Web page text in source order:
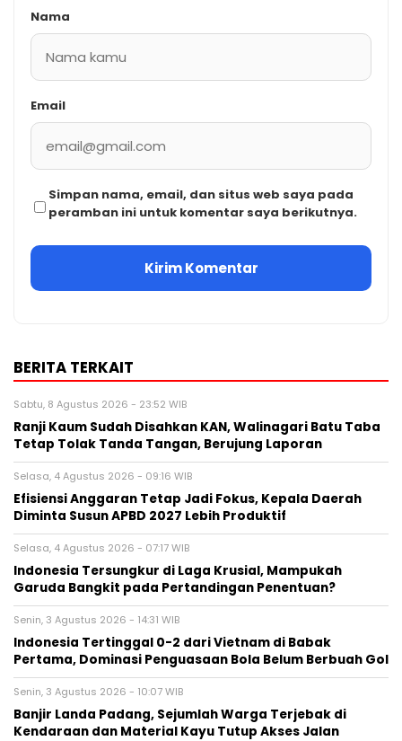
Nama
Email
Simpan nama, email, dan situs web saya pada
peramban ini untuk komentar saya berikutnya.
BERITA TERKAIT
Sabtu, 8 Agustus 2026 - 23:52 WIB
Ranji Kaum Sudah Disahkan KAN, Walinagari Batu Taba
Tetap Tolak Tanda Tangan, Berujung Laporan
Selasa, 4 Agustus 2026 - 09:16 WIB
Efisiensi Anggaran Tetap Jadi Fokus, Kepala Daerah
Diminta Susun APBD 2027 Lebih Produktif
Selasa, 4 Agustus 2026 - 07:17 WIB
Indonesia Tersungkur di Laga Krusial, Mampukah
Garuda Bangkit pada Pertandingan Penentuan?
Senin, 3 Agustus 2026 - 14:31 WIB
Indonesia Tertinggal 0-2 dari Vietnam di Babak
Pertama, Dominasi Penguasaan Bola Belum Berbuah Gol
Senin, 3 Agustus 2026 - 10:07 WIB
Banjir Landa Padang, Sejumlah Warga Terjebak di
Kendaraan dan Material Kayu Tutup Akses Jalan